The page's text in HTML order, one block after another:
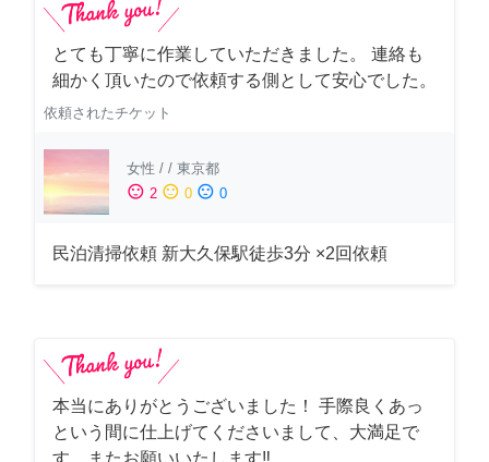
とても丁寧に作業していただきました。 連絡も
細かく頂いたので依頼する側として安心でした。
依頼されたチケット
女性 / / 東京都
sentiment_satisfied 2 sentiment_neutral 0 sentiment_dissatisfied 0
民泊清掃依頼 新大久保駅徒歩3分 ×2回依頼
本当にありがとうございました！ 手際良くあっ
という間に仕上げてくださいまして、大満足で